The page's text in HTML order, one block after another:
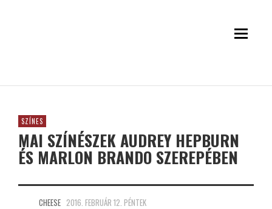
SZÍNES
MAI SZÍNÉSZEK AUDREY HEPBURN
ÉS MARLON BRANDO SZEREPÉBEN
CHEESE 2016. FEBRUÁR 12. PÉNTEK